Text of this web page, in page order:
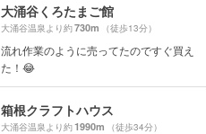
大涌谷くろたまご館
大涌谷温泉より約730m （徒歩13分）
流れ作業のように売ってたのですぐ買え
た！😂
箱根クラフトハウス
大涌谷温泉より約1990m （徒歩34分）